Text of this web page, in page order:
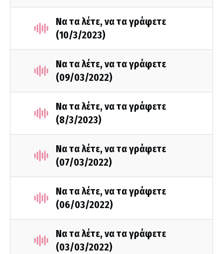
Να τα λέτε, να τα γράφετε
(10/3/2023)
Να τα λέτε, να τα γράφετε
(09/03/2022)
Να τα λέτε, να τα γράφετε
(8/3/2023)
Να τα λέτε, να τα γράφετε
(07/03/2022)
Να τα λέτε, να τα γράφετε
(06/03/2022)
Να τα λέτε, να τα γράφετε
(03/03/2022)